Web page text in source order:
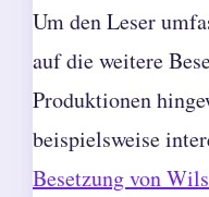
Um den Leser
auf die weitere
Produktionen
beispielsweise
Besetzung von